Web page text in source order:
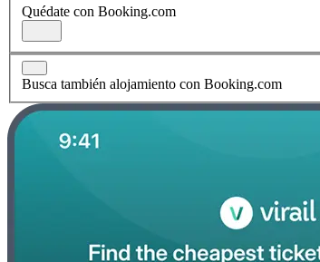
Quédate con Booking.com
Busca también alojamiento con Booking.com